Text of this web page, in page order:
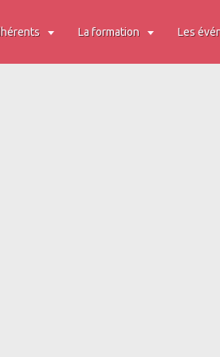
La formation Les